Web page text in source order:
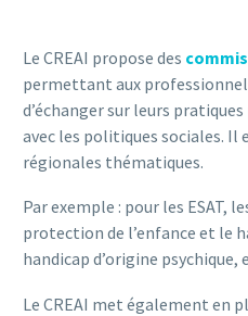
Le CREAI propose des
permettant aux
d’échanger sur leurs
avec les politiques sociales. Il
régionales thématiques.
Par exemple : pour les ESAT,
protection de l’enfance et le
handicap d’origine psychique,
Le CREAI met également en